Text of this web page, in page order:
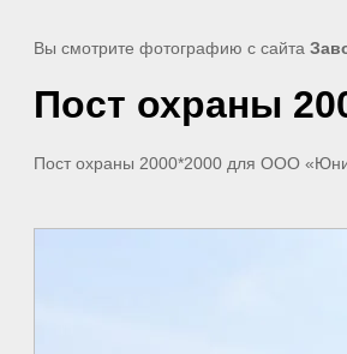
Вы смотрите фотографию с сайта
Пост охраны
Пост охраны 2000*2000 для ООО